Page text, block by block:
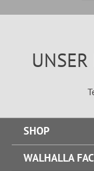
SHOP
WALHALLA